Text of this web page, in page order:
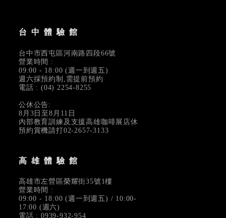
台中體驗館
台中市西屯區河南路四段66號
營業時間 :
09:00 - 18:00 (週一到週五)
週六採預約制,需提前預約
電話 : (04) 2254-8255
公休公告:
8月3日至8月11日
內部教育訓練及支援高雄咖啡展店休
預約賞機請打02-2657-3133
高雄體驗館
高雄市左營區榮耀街35號1樓
營業時間 :
09:00 - 18:00 (週一到週五) / 10:00-
17:00 (週六)
電話 : 0939-932-954